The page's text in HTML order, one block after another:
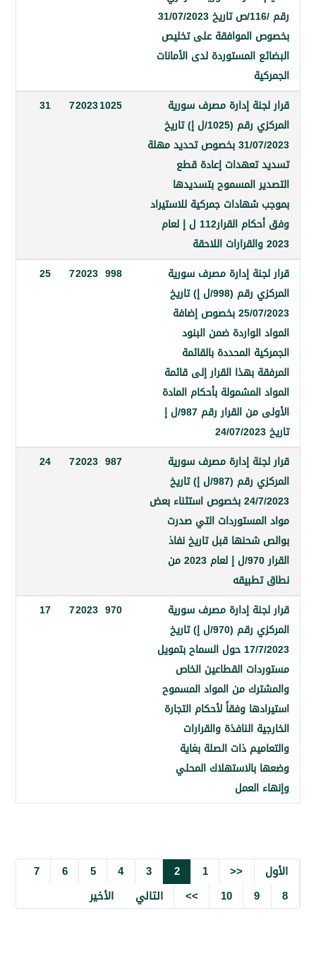
رقم /116/ص تاريخ 31/07/2023
الموافقة على تخليص
المستوردة لدى الأمانات
إدارة مصرف سورية
المركزي رقم (1025/ل إ) تاريخ
31/07/2023 بخصوص تحديد مهلة
إعادة قطع
المسموح بتسديدها
جمركية للاستيراد
وفق أحكام القرار112 ل إ لعام
1025
31
إدارة مصرف سورية
المركزي رقم (998/ل إ) تاريخ
25/07/2023 بخصوص إضافة
ضمن البنود
المحددة بالقائمة
بهذا القرار إلى قائمة
بأحكام المادة
الأولى من القرار رقم 987/ل إ
998
25
إدارة مصرف سورية
المركزي رقم (987/ل إ) تاريخ
24/7/2023 بخصوص استثناء بعض
التي صدرت
قبل تاريخ نفاذ
القرار 970/ل إ لعام 2023 من
987
24
إدارة مصرف سورية
المركزي رقم (970/ل إ) تاريخ
17/7/2023 حول السماح بتمويل
القطاعين الخاص
من المواد المسموح
وفقاً لأحكام التجارة
النافذة والقرارات
ذات الصلة بغاية
المحلي
970
17
<<
2
3
4
5
6
7
10 التالي الأخير